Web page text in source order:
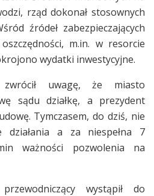
rząd dokonał stosownych
źródeł zabezpieczających
m.in. w resorcie
wydatki inwestycyjne.
zwrócił uwagę, że miasto
sądu działkę, a prezydent
Tymczasem, do dziś, nie
działania a za niespełna 7
ważności pozwolenia na
wystąpił do